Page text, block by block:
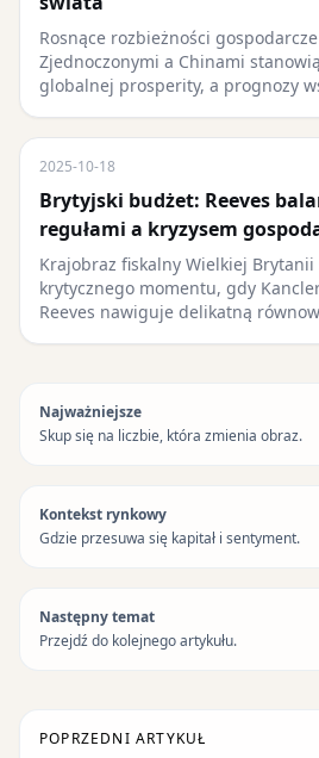
Rosnące rozbieżności
Zjednoczonymi a Chinami
globalnej prosperity, a prognozy
2025-10-18
Brytyjski budżet: Reeves
regułami a kryzysem
Krajobraz fiskalny Wielkiej
krytycznego momentu, gdy
Reeves nawiguje delikatną
Najważniejsze
Skup się na liczbie, która zmienia obraz.
Kontekst rynkowy
Gdzie przesuwa się kapitał i sentyment.
Następny temat
Przejdź do kolejnego artykułu.
POPRZEDNI ARTYKUŁ